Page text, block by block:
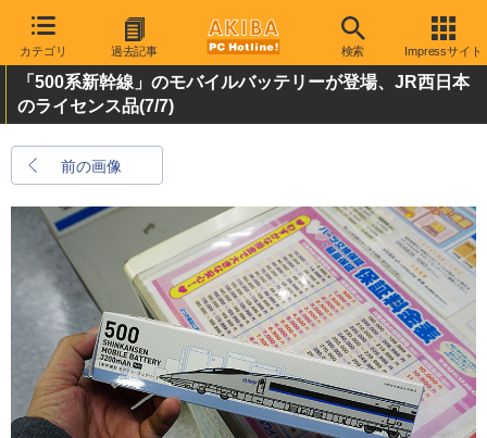
カテゴリ 過去記事 検索 Impressサイト
「500系新幹線」のモバイルバッテリーが登場、JR西日本
のライセンス品(7/7)
前の画像